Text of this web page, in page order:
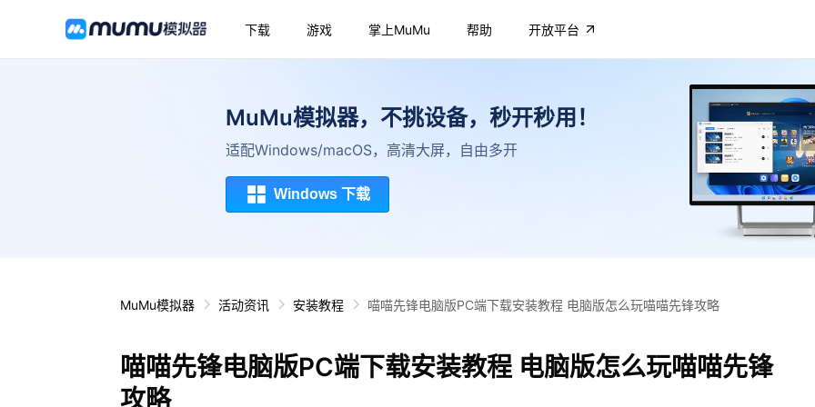
下载 游戏 掌上MuMu 帮助 开放平台
MuMu模拟器，不挑设备，秒开秒用！
适配Windows/macOS，高清大屏，自由多开
Windows 下载
MuMu模拟器 活动资讯 安装教程 喵喵先锋电脑版PC端下载安装教程 电脑版怎么玩喵喵先锋攻略
喵喵先锋电脑版PC端下载安装教程 电脑版怎么玩喵喵先锋
攻略